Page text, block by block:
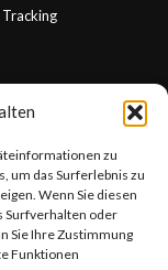
zu
um das Surferlebnis zu
Wenn Sie diesen
Surfverhalten oder
Sie Ihre Zustimmung
Funktionen